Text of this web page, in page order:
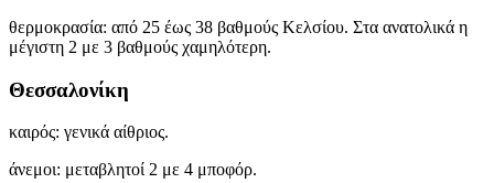
θερμοκρασία: από 25 έως 38 βαθμούς Κελσίου. Στα ανατολικά η
μέγιστη 2 με 3 βαθμούς χαμηλότερη.
Θεσσαλονίκη
καιρός: γενικά αίθριος.
άνεμοι: μεταβλητοί 2 με 4 μποφόρ.